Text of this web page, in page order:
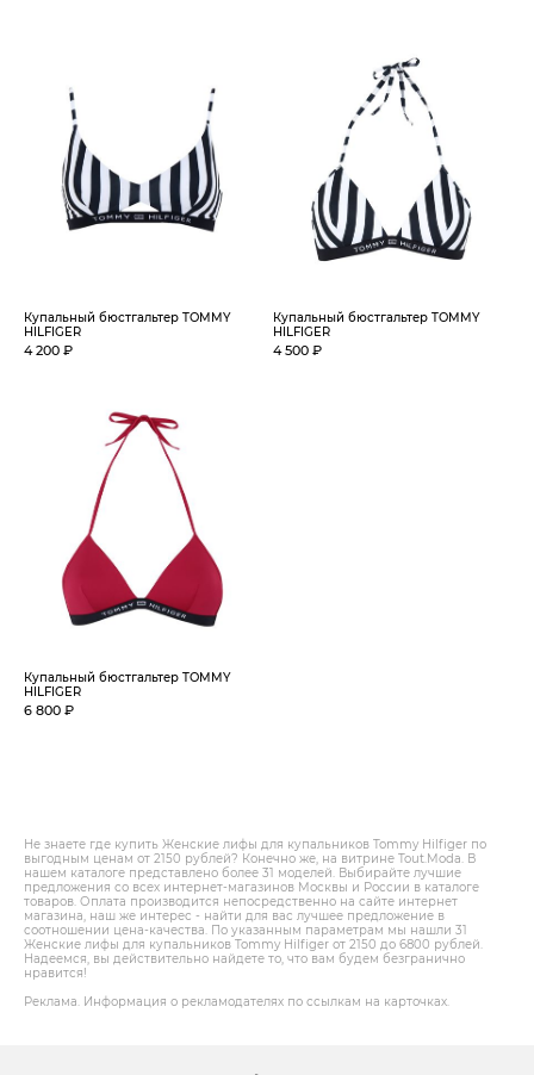
Купальный бюстгальтер TOMMY
HILFIGER
4 200 ₽
Купальный бюстгальтер TOMMY
HILFIGER
4 500 ₽
Купальный бюстгальтер TOMMY
HILFIGER
6 800 ₽
Не знаете где купить Женские лифы для купальников Tommy Hilfiger по
выгодным ценам от 2150 рублей? Конечно же, на витрине Tout.Modа. В
нашем каталоге представлено более 31 моделей. Выбирайте лучшие
предложения со всех интернет-магазинов Москвы и России в каталоге
товаров. Оплата производится непосредственно на сайте интернет
магазина, наш же интерес - найти для вас лучшее предложение в
соотношении цена-качества. По указанным параметрам мы нашли 31
Женские лифы для купальников Tommy Hilfiger от 2150 до 6800 рублей.
Надеемся, вы действительно найдете то, что вам будем безгранично
нравится!
Реклама. Информация о рекламодателях по ссылкам на карточках.